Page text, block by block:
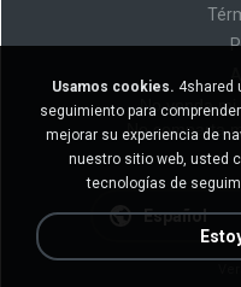
No venda mi
No comparta
Español
Usamos cookies. 4shared
seguimiento para
mejorar su experiencia de
nuestro sitio web, usted
tecnologías de